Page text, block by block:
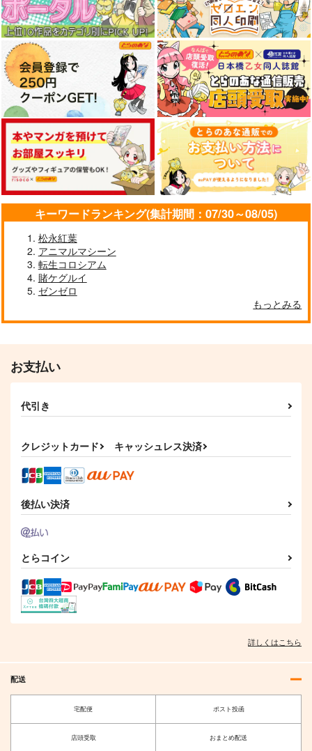
探偵モンテ・クリスト
完全幻覚本
Owen
944円（税込）
Fate/Grand Order
巌窟王 モンテ・クリスト
藤丸立香
サンプル
カート
斎藤一の本2
斎藤一の本を出すサー
クル
2,357 （税込）
Fate/Grand Order
斎藤一
サンプル
カート
LACKGAKIBOX2025
珈琲紳士の部屋
3,144円（税込）
Fate/Grand Order
藤堂平助
一文字則宗
岡田以蔵
サンプル
カート
雷霆の気まぐれ
コレ！
Fate/Grand Order
藤丸立香
インドラ
サンプル
3,300円（税込）
キーワードランキング(集計期間：07/30～08/05)
松永紅葉
アニマルマシーン
転生コロシアム
賭ケグルイ
ゼンゼロ
もっとみる
お支払い
代引き
クレジットカード キャッシュレス決済
後払い決済
とらコイン
詳しくはこちら
配送
宅配便 ポスト投函
店頭受取 おまとめ配送